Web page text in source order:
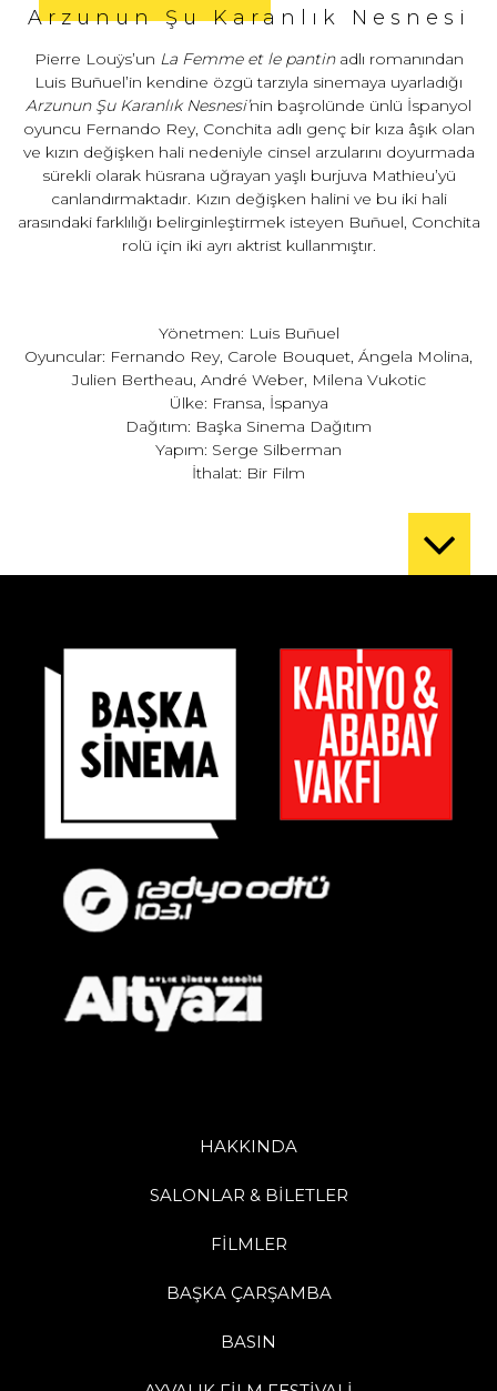
Arzunun Şu Karanlık Nesnesi
Pierre Louÿs’un La Femme et le pantinadlı romanından
Luis Buñuel’in kendine özgü tarzıyla sinemaya uyarladığı
Arzunun Şu Karanlık Nesnesi’nin başrolünde ünlü İspanyol
oyuncu Fernando Rey, Conchita adlı genç bir kıza âşık olan
ve kızın değişken hali nedeniyle cinsel arzularını doyurmada
sürekli olarak hüsrana uğrayan yaşlı burjuva Mathieu’yü
canlandırmaktadır. Kızın değişken halini ve bu iki hali
arasındaki farklılığı belirginleştirmek isteyen Buñuel, Conchita
rolü için iki ayrı aktrist kullanmıştır.
Yönetmen: Luis Buñuel
Oyuncular: Fernando Rey, Carole Bouquet, Ángela Molina,
Julien Bertheau, André Weber, Milena Vukotic
Ülke: Fransa, İspanya
Dağıtım: Başka Sinema Dağıtım
Yapım: Serge Silberman
İthalat: Bir Film
HAKKINDA
SALONLAR & BİLETLER
FİLMLER
BAŞKA ÇARŞAMBA
BASIN